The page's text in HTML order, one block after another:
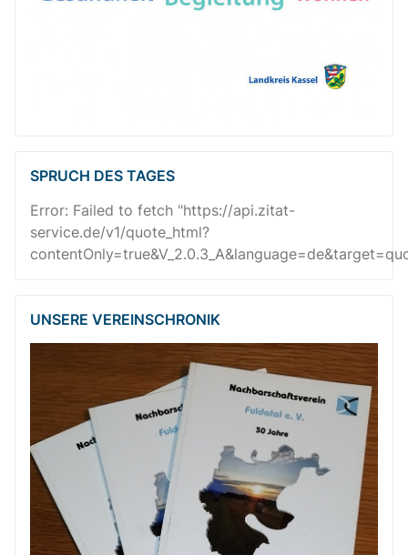
SPRUCH DES TAGES
Error: Failed to fetch "https://api.zitat-
service.de/v1/quote_html?
UNSERE VEREINSCHRONIK